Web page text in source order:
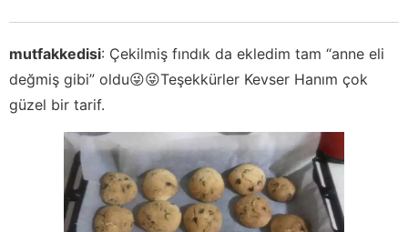
mutfakkedisi: Çekilmiş fındık da ekledim tam “anne eli
değmiş gibi” oldu😜😜Teşekkürler Kevser Hanım çok
güzel bir tarif.